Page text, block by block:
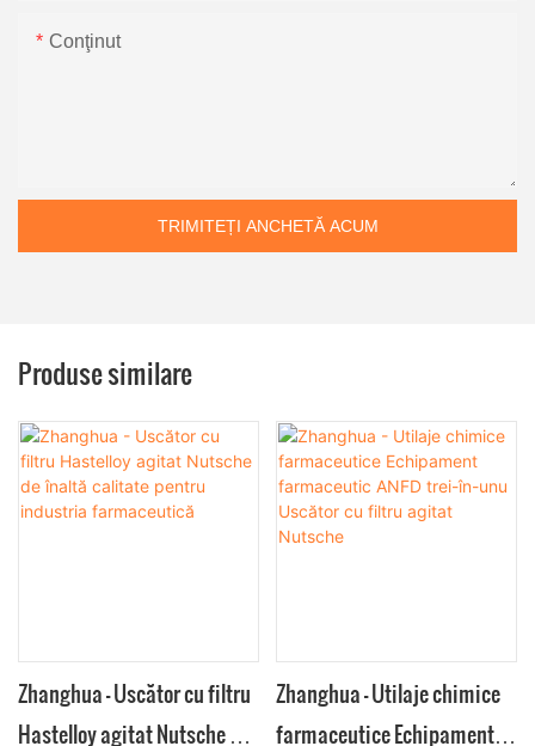
Conţinut
TRIMITEȚI ANCHETĂ ACUM
Produse similare
Zhanghua - Uscător cu filtru
Hastelloy agitat Nutsche de
Zhanghua - Utilaje chimice
farmaceutice Echipament